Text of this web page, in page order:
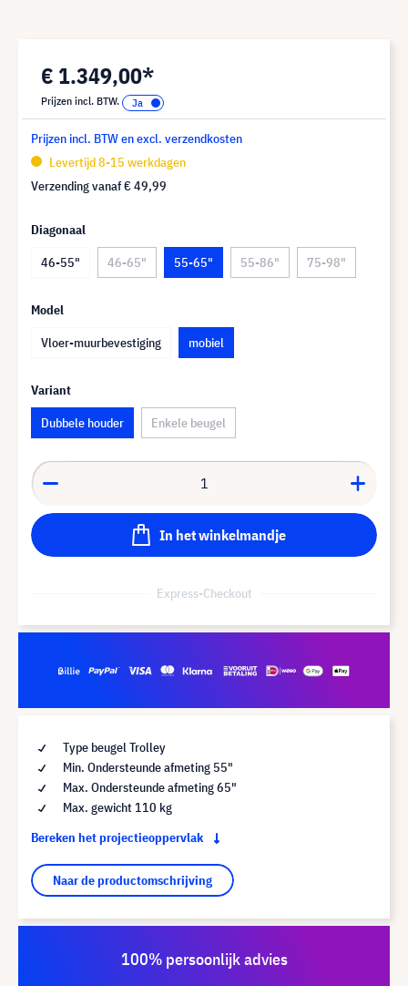
€ 1.349,00*
Prijzen incl. BTW.
Prijzen incl. BTW en excl. verzendkosten
Levertijd 8-15 werkdagen
Verzending vanaf€ 49,99
Diagonaal
46-55"
46-65" 55-65" 55-86" 75-98"
Model
Vloer-muurbevestiging
mobiel
Variant
Dubbele houder
Enkele beugel
In het winkelmandje
Express-Checkout
Type beugel Trolley
Min. Ondersteunde afmeting 55"
Max. Ondersteunde afmeting 65"
Max. gewicht 110 kg
Bereken het projectieoppervlak
Naar de productomschrijving
100% persoonlijk advies